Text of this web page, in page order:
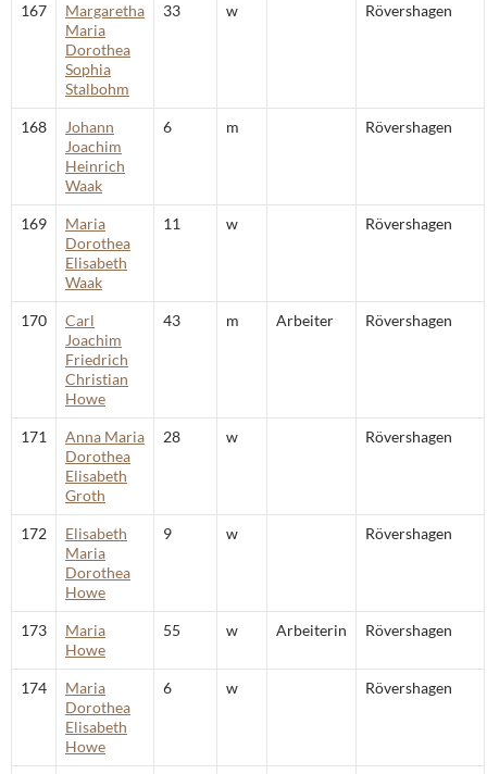
167
Margaretha
Maria
Dorothea
Sophia
Stalbohm
33 w Rövershagen
168
Johann
Joachim
Heinrich
Waak
6 m Rövershagen
169
Maria
Dorothea
Elisabeth
Waak
11 w Rövershagen
170
Carl
Joachim
Friedrich
Christian
Howe
43 m Arbeiter Rövershagen
171
Anna Maria
Dorothea
Elisabeth
Groth
28 w Rövershagen
172
Elisabeth
Maria
Dorothea
Howe
9 w Rövershagen
173
Maria
Howe
55 w Arbeiterin Rövershagen
174
Maria
Dorothea
Elisabeth
Howe
6 w Rövershagen